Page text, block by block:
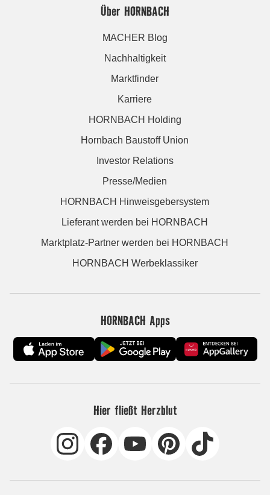
Über HORNBACH
MACHER Blog
Nachhaltigkeit
Marktfinder
Karriere
HORNBACH Holding
Hornbach Baustoff Union
Investor Relations
Presse/Medien
HORNBACH Hinweisgebersystem
Lieferant werden bei HORNBACH
Marktplatz-Partner werden bei HORNBACH
HORNBACH Werbeklassiker
HORNBACH Apps
Hier fließt Herzblut